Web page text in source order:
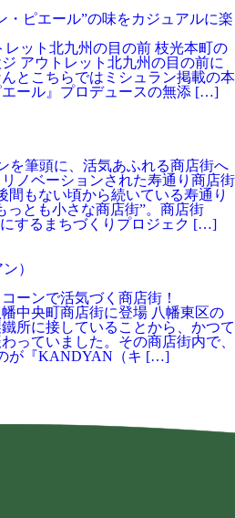
・ピエール”の味をカジュアルに楽
ット北九州の目の前 枝光本町の
アウトレット北九州の目の前に
とこちらではミシュラン掲載の本
ール』プロデュースの無添 […]
を筆頭に、活気あふれる商店街へ
ノベーションされた寿通り商店街
間もない頃から続いている寿通り
っとも小さな商店街”。商店街
するまちづくりプロジェク […]
）
ーンで活気づく商店街！
中央町商店街に登場 八幡東区の
所に接していることから、かつて
っていました。その商店街内で、
が『KANDYAN（キ […]